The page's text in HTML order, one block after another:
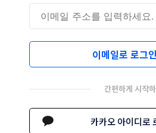
이메일로 로그
간편하게 시작
카카오 아이디로